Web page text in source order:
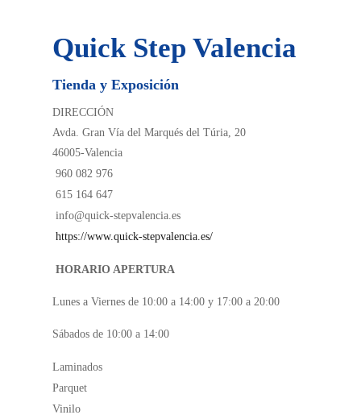
Quick Step Valencia
Tienda y Exposición
DIRECCIÓN
Avda. Gran Vía del Marqués del Túria, 20
46005-Valencia
960 082 976
615 164 647
info@quick-stepvalencia.es
https://www.quick-stepvalencia.es/
HORARIO APERTURA
Lunes a Viernes de 10:00 a 14:00 y 17:00 a 20:00
Sábados de 10:00 a 14:00
Laminados
Parquet
Vinilo